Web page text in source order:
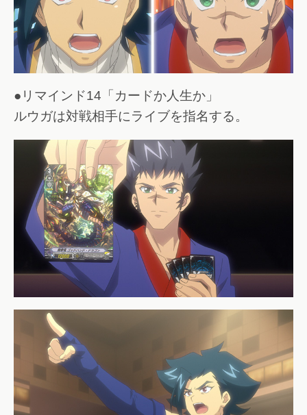
●リマインド14「カードか人生か」
ルウガは対戦相手にライブを指名する。